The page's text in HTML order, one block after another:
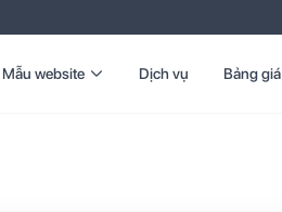
Mẫu website Dịch vụ Bảng giá